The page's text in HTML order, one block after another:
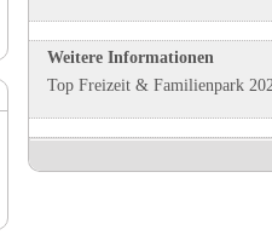
Weitere Informationen
Top Freizeit & Familienpark